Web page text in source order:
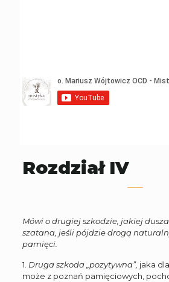
Rozdział IV
Mówi o drugiej szkodzie, jakiej
szatana, jeśli pójdzie drogą
pamięci.
1. Druga szkoda „pozytywna”, jaka
może z poznań pamięciowych,